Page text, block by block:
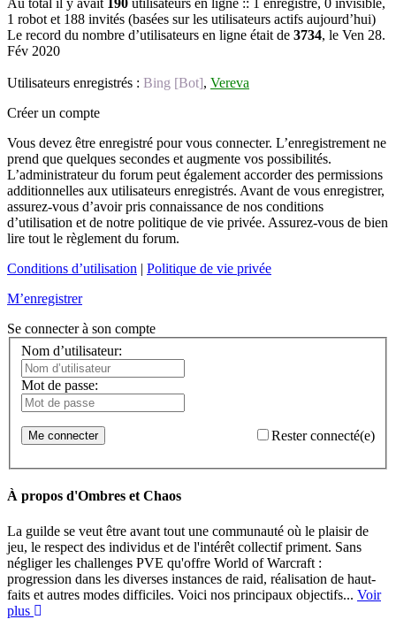
1 robot et 188 invités (basées sur les utilisateurs actifs aujourd’hui)
Le record du nombre d’utilisateurs en ligne était de 3734, le Ven 28.
Fév 2020
Utilisateurs enregistrés : Bing [Bot], Vereva
Créer un compte
Vous devez être enregistré pour vous connecter. L’enregistrement ne
prend que quelques secondes et augmente vos possibilités.
L’administrateur du forum peut également accorder des permissions
additionnelles aux utilisateurs enregistrés. Avant de vous enregistrer,
assurez-vous d’avoir pris connaissance de nos conditions
d’utilisation et de notre politique de vie privée. Assurez-vous de bien
lire tout le règlement du forum.
Conditions d’utilisation | Politique de vie privée
M’enregistrer
Se connecter à son compte
Nom d’utilisateur:
Mot de passe:
Rester connecté(e)
Me connecter
À propos d'Ombres et Chaos
La guilde se veut être avant tout une communauté où le plaisir de
jeu, le respect des individus et de l'intérêt collectif priment. Sans
négliger les challenges PVE qu'offre World of Warcraft :
progression dans les diverses instances de raid, réalisation de haut-
faits et autres modes difficiles. Voici nos principaux objectifs... Voir
plus